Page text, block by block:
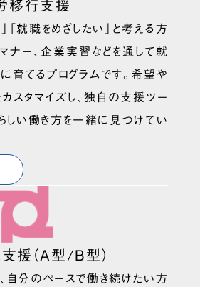
移行支援
「就職をめざしたい」と考える方
ナー、企業実習などを通して就
育てるプログラムです。希望や
スタマイズし、独自の支援ツー
しい働き方を一緒に見つけてい
援（A型/B型）
自分のペースで働き続けたい方